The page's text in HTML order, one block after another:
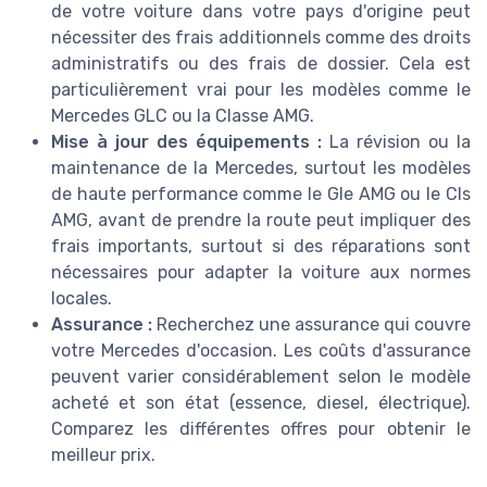
de votre voiture dans votre pays d'origine peut
nécessiter des frais additionnels comme des droits
administratifs ou des frais de dossier. Cela est
particulièrement vrai pour les modèles comme le
Mercedes GLC ou la Classe AMG.
Mise à jour des équipements : La révision ou la
maintenance de la Mercedes, surtout les modèles
de haute performance comme le Gle AMG ou le Cls
AMG, avant de prendre la route peut impliquer des
frais importants, surtout si des réparations sont
nécessaires pour adapter la voiture aux normes
locales.
Assurance : Recherchez une assurance qui couvre
votre Mercedes d'occasion. Les coûts d'assurance
peuvent varier considérablement selon le modèle
acheté et son état (essence, diesel, électrique).
Comparez les différentes offres pour obtenir le
meilleur prix.